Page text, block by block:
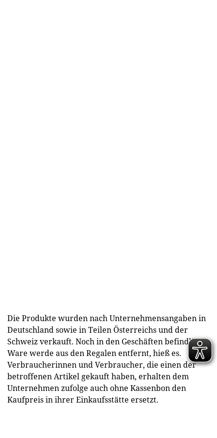
Die Produkte wurden nach Unternehmensangaben in
Deutschland sowie in Teilen Österreichs und der
Schweiz verkauft. Noch in den Geschäften befindliche
Ware werde aus den Regalen entfernt, hieß es.
Verbraucherinnen und Verbraucher, die einen der
betroffenen Artikel gekauft haben, erhalten dem
Unternehmen zufolge auch ohne Kassenbon den
Kaufpreis in ihrer Einkaufsstätte ersetzt.